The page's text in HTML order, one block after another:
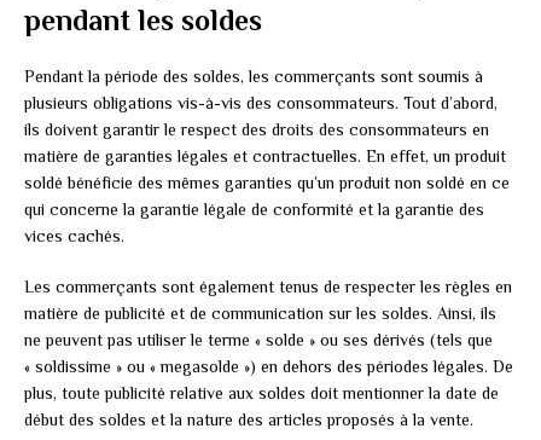
pendant les soldes
Pendant la période des soldes, les commerçants sont soumis à
plusieurs obligations vis-à-vis des consommateurs. Tout d’abord,
ils doivent garantir le respect des droits des consommateurs en
matière de garanties légales et contractuelles. En effet, un produit
soldé bénéficie des mêmes garanties qu’un produit non soldé en ce
qui concerne la garantie légale de conformité et la garantie des
vices cachés.
Les commerçants sont également tenus de respecter les règles en
matière de publicité et de communication sur les soldes. Ainsi, ils
ne peuvent pas utiliser le terme « solde » ou ses dérivés (tels que
« soldissime » ou « megasolde ») en dehors des périodes légales. De
plus, toute publicité relative aux soldes doit mentionner la date de
début des soldes et la nature des articles proposés à la vente.